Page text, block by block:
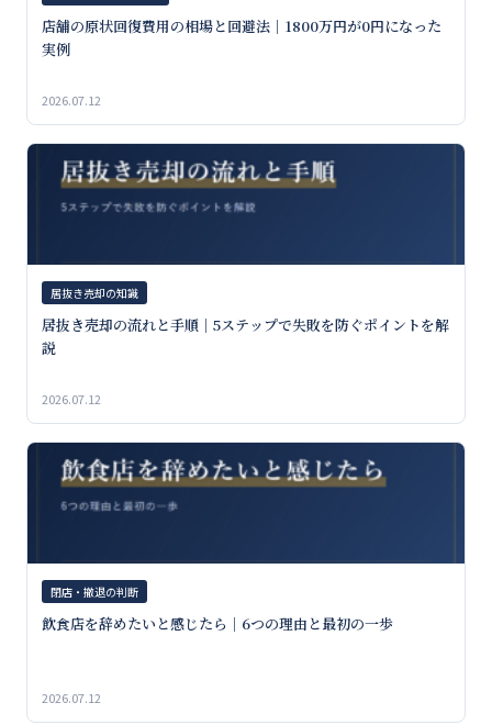
店舗の原状回復費用の相場と回避法｜1800万円が0円になった
実例
2026.07.12
居抜き売却の知識
居抜き売却の流れと手順｜5ステップで失敗を防ぐポイントを解
説
2026.07.12
閉店・撤退の判断
飲食店を辞めたいと感じたら｜6つの理由と最初の一歩
2026.07.12